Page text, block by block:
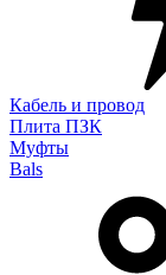
Кабель и провод
Плита ПЗК
Муфты
Bals